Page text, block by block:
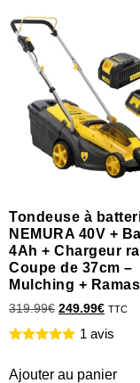
Tondeuse à
NEMURA 40V +
4Ah + Chargeur
Coupe de 37cm –
Mulching +
319.99€ 249.99€ TTC
1 avis
Ajouter au panier